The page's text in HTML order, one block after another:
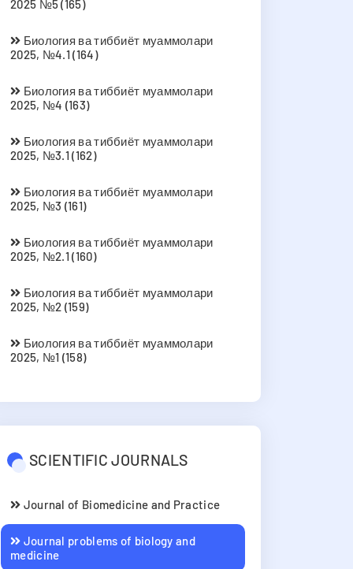
2025 №5 (165)
Биология ва тиббиёт муаммолари
2025, №4.1 (164)
Биология ва тиббиёт муаммолари
2025, №4 (163)
Биология ва тиббиёт муаммолари
2025, №3.1 (162)
Биология ва тиббиёт муаммолари
2025, №3 (161)
Биология ва тиббиёт муаммолари
2025, №2.1 (160)
Биология ва тиббиёт муаммолари
2025, №2 (159)
Биология ва тиббиёт муаммолари
2025, №1 (158)
SCIENTIFIC JOURNALS
Journal of Biomedicine and Practice
Journal problems of biology and
medicine